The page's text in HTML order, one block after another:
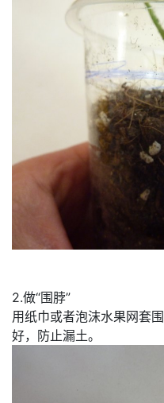
2.做“围脖”
用纸巾或者泡沫水果网套
好，防止漏土。